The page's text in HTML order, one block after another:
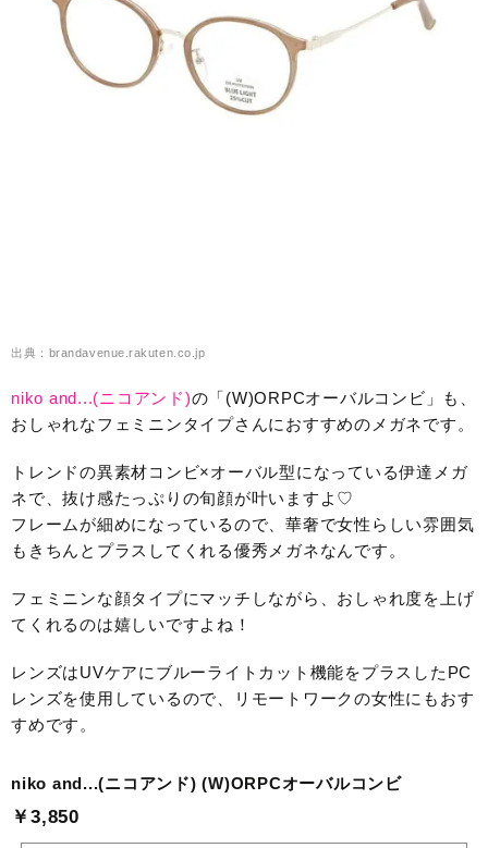
出典：brandavenue.rakuten.co.jp
niko and...(ニコアンド)の「(W)ORPCオーバルコンビ」も、
おしゃれなフェミニンタイプさんにおすすめのメガネです。
トレンドの異素材コンビ×オーバル型になっている伊達メガ
ネで、抜け感たっぷりの旬顔が叶いますよ♡
フレームが細めになっているので、華奢で女性らしい雰囲気
もきちんとプラスしてくれる優秀メガネなんです。
フェミニンな顔タイプにマッチしながら、おしゃれ度を上げ
てくれるのは嬉しいですよね！
レンズはUVケアにブルーライトカット機能をプラスしたPC
レンズを使用しているので、リモートワークの女性にもおす
すめです。
niko and...(ニコアンド) (W)ORPCオーバルコンビ
￥3,850